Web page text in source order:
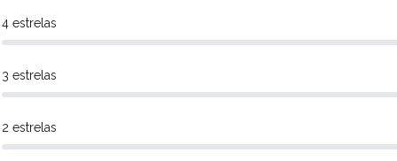
4 estrelas
3 estrelas
2 estrelas